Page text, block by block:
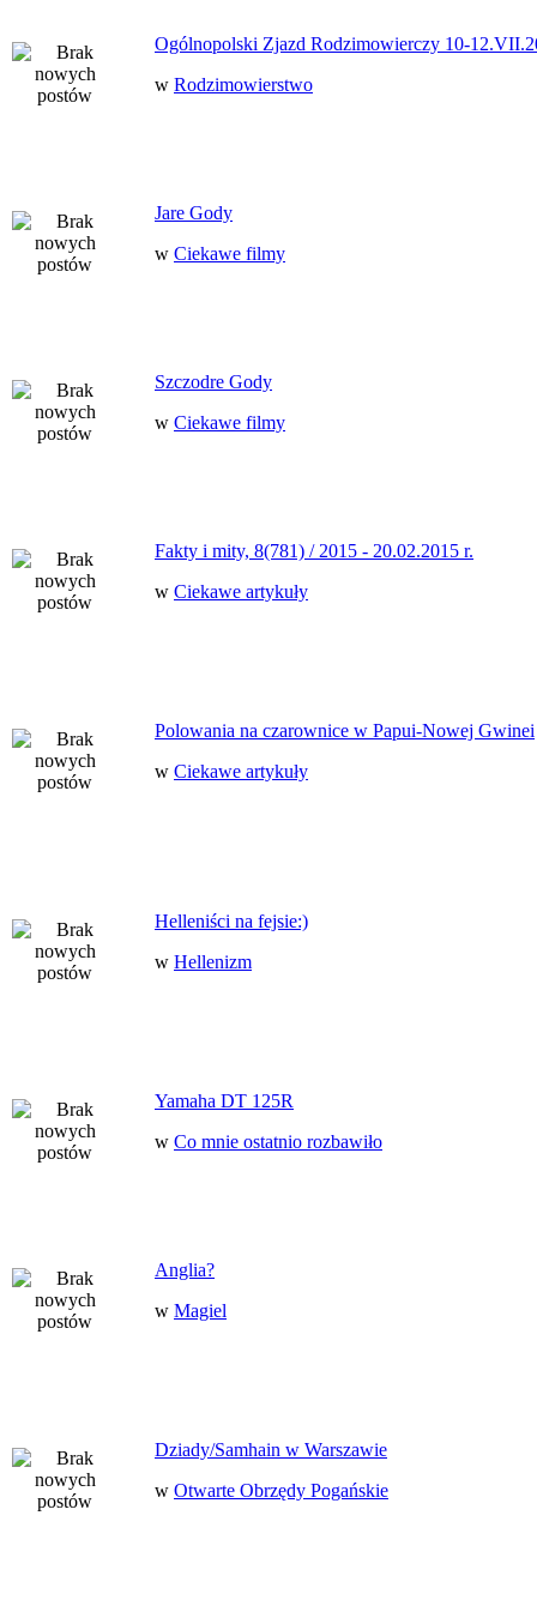
Ogólnopolski Zjazd Rodzimowierczy 10-
w Rodzimowierstwo
Jare Gody
w Ciekawe filmy
Szczodre Gody
w Ciekawe filmy
Fakty i mity, 8(781) / 2015 - 20.02.2015 r.
w Ciekawe artykuły
Polowania na czarownice w Papui-Nowej Gwinei
w Ciekawe artykuły
Helleniści na fejsie:)
w Hellenizm
Yamaha DT 125R
w Co mnie ostatnio rozbawiło
Anglia?
w Magiel
Dziady/Samhain w Warszawie
w Otwarte Obrzędy Pogańskie